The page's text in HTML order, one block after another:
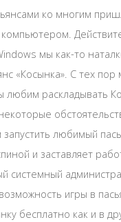
ко многим
мы как-то
«Косынка». С тех пор
любим раскладывать
любимый
и заставляет
системный
игры в
бесплатно как и в